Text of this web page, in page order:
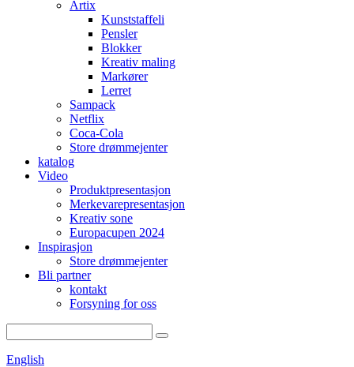
Artix
Kunststaffeli
Pensler
Blokker
Kreativ maling
Markører
Lerret
Sampack
Netflix
Coca-Cola
Store drømmejenter
katalog
Video
Produktpresentasjon
Merkevarepresentasjon
Kreativ sone
Europacupen 2024
Inspirasjon
Store drømmejenter
Bli partner
kontakt
Forsyning for oss
English